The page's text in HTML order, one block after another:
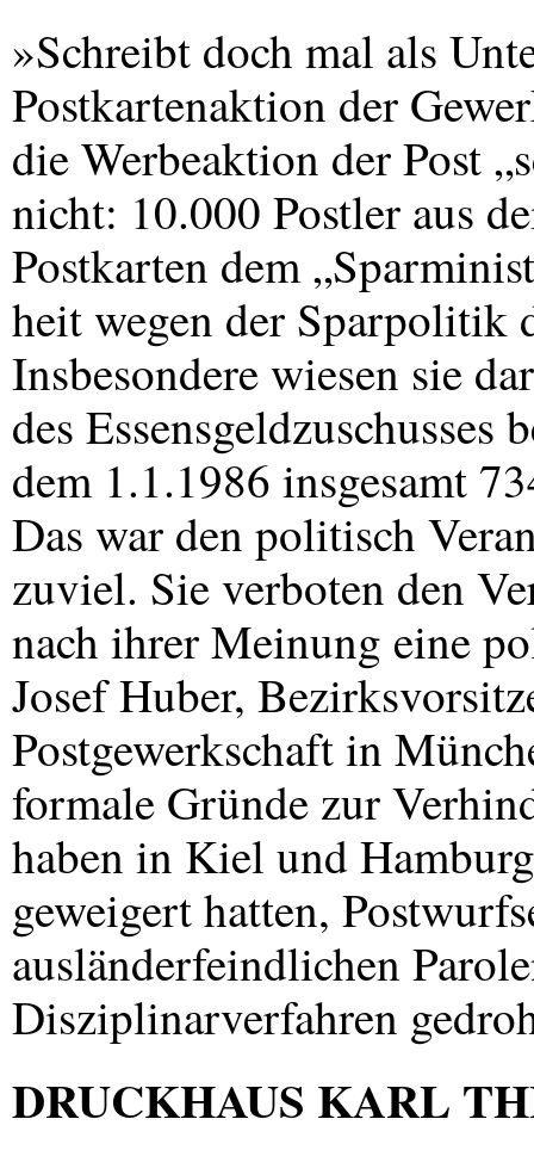
»Schreibt doch mal als
Postkartenaktion der
die Werbeaktion der Post
nicht: 10.000 Postler aus
Postkarten dem
heit wegen der Sparpolitik
Insbesondere wiesen sie
des
dem 1.1.1986 insgesamt
Das war den politisch
zuviel. Sie verboten den
nach ihrer Meinung eine
Josef Huber,
Postgewerkschaft in
formale Gründe zur
haben in Kiel und
geweigert hatten,
ausländerfeindlichen
Disziplinarverfahren
DRUCKHAUS KARL